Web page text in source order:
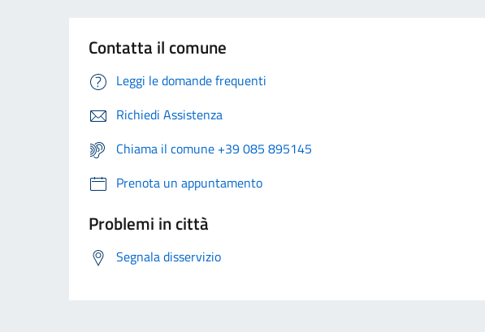
Contatta il comune
Leggi le domande frequenti
Richiedi Assistenza
Chiama il comune +39 085 895145
Prenota un appuntamento
Problemi in città
Segnala disservizio